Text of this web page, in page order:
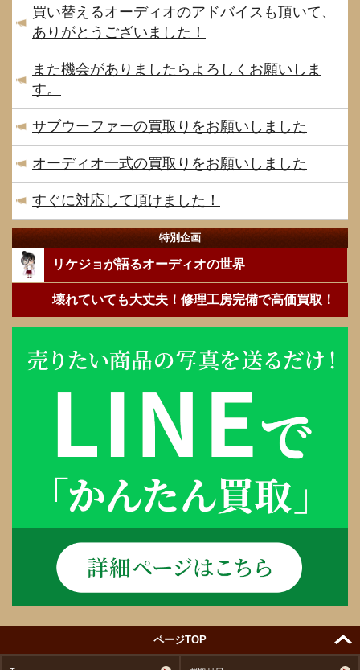
買い替えるオーディオのアドバイスも頂いて、
ありがとうございました！
また機会がありましたらよろしくお願いしま
す。
サブウーファーの買取りをお願いしました
オーディオ一式の買取りをお願いしました
すぐに対応して頂けました！
特別企画
リケジョが語るオーディオの世界
壊れていても大丈夫！修理工房完備で高価買取！
ページTOP